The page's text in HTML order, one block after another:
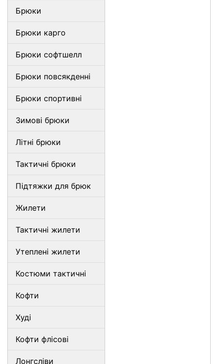
Брюки
Брюки карго
Брюки софтшелл
Брюки повсякденні
Брюки спортивні
Зимові брюки
Літні брюки
Тактичні брюки
Підтяжки для брюк
Жилети
Тактичні жилети
Утеплені жилети
Костюми тактичні
Кофти
Худі
Кофти флісові
Лонгсліви